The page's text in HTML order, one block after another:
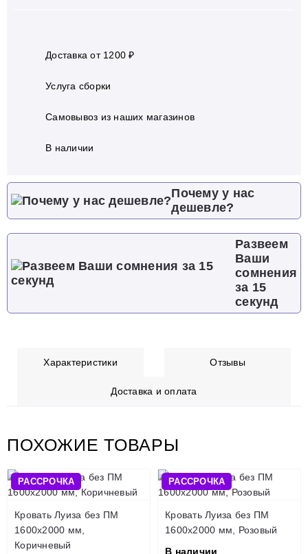
Доставка от 1200 ₽
Услуга сборки
Самовывоз из наших магазинов
В наличии
Почему у нас
дешевле?
Развеем
Ваши
сомнения
за 15
секунд
Характеристики Отзывы
Доставка и оплата
ПОХОЖИЕ ТОВАРЫ
РАССРОЧКА
Кровать Луиза без ПМ
1600х2000 мм,
Коричневый
РАССРОЧКА
Кровать Луиза без ПМ
1600х2000 мм, Розовый
В наличии